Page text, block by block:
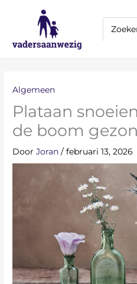
inhoud
naar:
Algemeen
Plataan
de boom
DoorJoran/februari 13, 2026
n